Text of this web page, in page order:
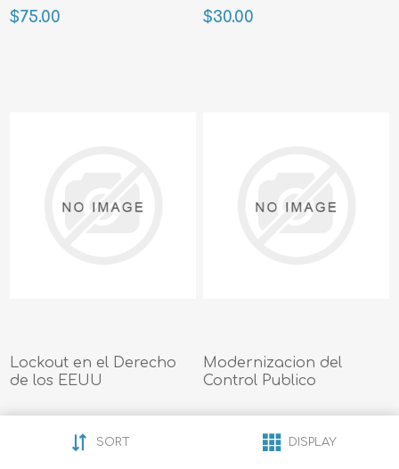
$75.00 $30.00
Lockout en el Derecho
de los EEUU
Modernizacion del
Control Publico
SORT DISPLAY